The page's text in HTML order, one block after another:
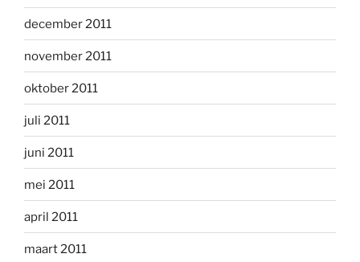
december 2011
november 2011
oktober 2011
juli 2011
juni 2011
mei 2011
april 2011
maart 2011